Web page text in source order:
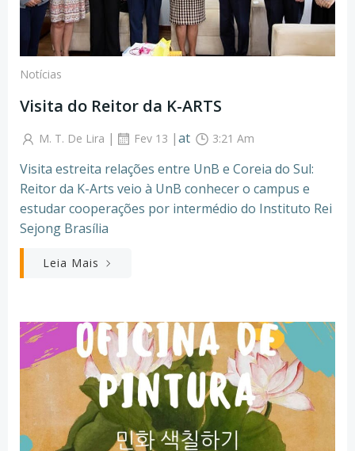
Notícias
Visita do Reitor da K-ARTS
M. T. De Lira | Fev 13 |at 3:21 Am
Visita estreita relações entre UnB e Coreia do Sul:
Reitor da K-Arts veio à UnB conhecer o campus e
estudar cooperações por intermédio do Instituto Rei
Sejong Brasília
Leia Mais